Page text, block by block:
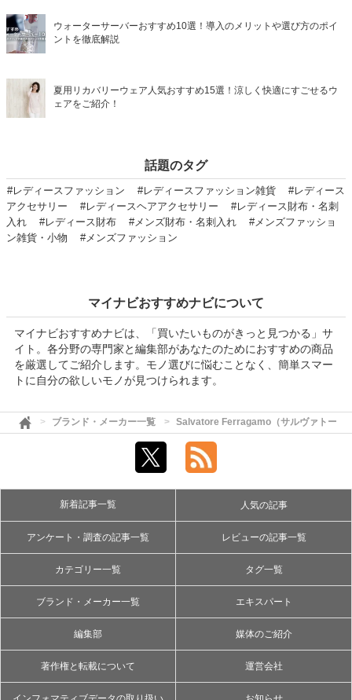
ウォーターサーバーおすすめ10選！導入のメリットや選び方のポイ
ントを徹底解説
夏用リカバリーウェア人気おすすめ15選！涼しく快適にすごせるウ
ェアをご紹介！
話題のタグ
#レディースファッション #レディースファッション雑貨
#レディース
アクセサリー
#レディースヘアアクセサリー
#レディース財布・名刺
入れ
#レディース財布 #メンズ財布・名刺入れ
#メンズファッショ
ン雑貨・小物
#メンズファッション
マイナビおすすめナビについて
マイナビおすすめナビは、「買いたいものがきっと見つかる」サ
イト。各分野の専門家と編集部があなたのためにおすすめの商品
を厳選してご紹介します。モノ選びに悩むことなく、簡単スマー
トに自分の欲しいモノが見つけられます。
ブランド・メーカー一覧 Salvatore Ferragamo（サルヴァトーレ
新着記事一覧 人気の記事
アンケート・調査の記事一覧 レビューの記事一覧
カテゴリー一覧 タグ一覧
ブランド・メーカー一覧 エキスパート
編集部 媒体のご紹介
著作権と転載について 運営会社